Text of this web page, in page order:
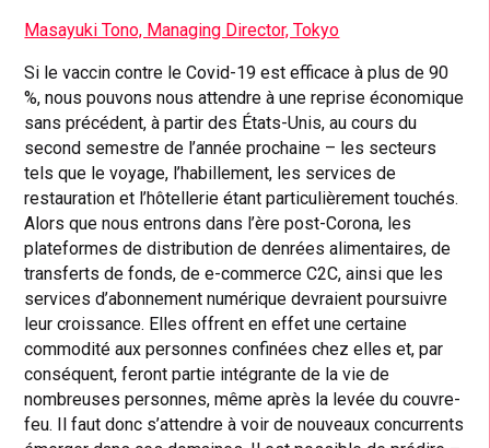
Masayuki Tono, Managing Director, Tokyo
Si le vaccin contre le Covid-19 est efficace à plus de 90
%, nous pouvons nous attendre à une reprise économique
sans précédent, à partir des États-Unis, au cours du
second semestre de l’année prochaine – les secteurs
tels que le voyage, l’habillement, les services de
restauration et l’hôtellerie étant particulièrement touchés.
Alors que nous entrons dans l’ère post-Corona, les
plateformes de distribution de denrées alimentaires, de
transferts de fonds, de e-commerce C2C, ainsi que les
services d’abonnement numérique devraient poursuivre
leur croissance. Elles offrent en effet une certaine
commodité aux personnes confinées chez elles et, par
conséquent, feront partie intégrante de la vie de
nombreuses personnes, même après la levée du couvre-
feu. Il faut donc s’attendre à voir de nouveaux concurrents